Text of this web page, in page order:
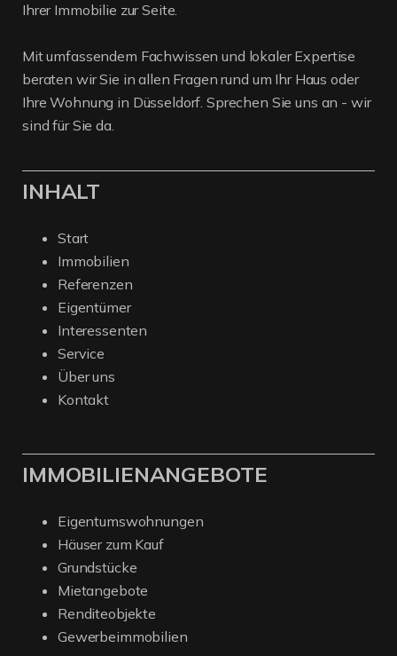
Ihrer Immobilie zur Seite.
Mit umfassendem Fachwissen und lokaler Expertise
beraten wir Sie in allen Fragen rund um Ihr Haus oder
Ihre Wohnung in Düsseldorf. Sprechen Sie uns an - wir
sind für Sie da.
INHALT
Start
Immobilien
Referenzen
Eigentümer
Interessenten
Service
Über uns
Kontakt
IMMOBILIENANGEBOTE
Eigentumswohnungen
Häuser zum Kauf
Grundstücke
Mietangebote
Renditeobjekte
Gewerbeimmobilien